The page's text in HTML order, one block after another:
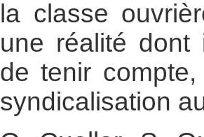
la classe
une réalité
de tenir
syndicalisation